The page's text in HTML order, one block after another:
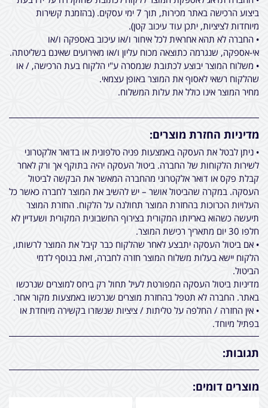
ביצוע הרכישה באתר מכירות, תוך 7 ימי עסקים. (בהזמנת קשירות
מיוחדות לציציות, יתכן עוד עיכוב קטן).
• החברה לא תהא אחראית לכל איחור ו/או עיכוב באספקה ו/או
אי-אספקה, שנגרמה כתוצאה מכוח עליון ו/או מאירועים שאינם בשליטתה.
• משלוח המוצר יבוצע לכתובת שנמסרה ע"י הלקוח בעת הרכישה, / או
שהלקוח רשאי לאסוף את המוצר באופן עצמאי.
מחיר המוצר אינו כולל את עלות המשלוח.
מדיניות החזרת מוצרים:
• ניתן לבטל את העסקה באמצעות פניה טלפונית או בדואר אלקטרוני
לשירות הלקוחות של החברה. ביטול העסקה יהיה בתוקף אך ורק לאחר
קבלת פקס או דואר אלקטרוני מהחברה המאשר את הבקשה לביטול
העסקה. במקרה שהביטול אושר – יש להשיב את המוצר לחברה כאשר כל
העלויות הכרוכות בהחזרת המוצר תחולנה על הלקוח. החזרת המוצר
תיעשה כשהוא באריזתו המקורית בצירוף החשבונית המקורית ושעדיין לא
חלפו 30 יום מתאריך רכישת המוצר.
• אם ביטול העסקה יתבצע לאחר שהלקוח כבר קיבל את המוצר לרשותו,
הלקוח יישא בעלות משלוח המוצר חזרה לחברה, זאת בנוסף לדמי
הביטול.
מדיניות ביטול העסקה המפורטת לעיל תחול רק ביחס למוצרים שנרכשו
באתר. החברה לא תטפל בהחזרת מוצרים שנרכשו באמצעות מקור אחר.
• אין החזרה / החלפה על טליתות / ציציות שנשזרו בקשירה מיוחדת או
בפתיל מיוחד.
תגובות:
מוצרים דומים: